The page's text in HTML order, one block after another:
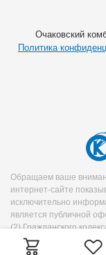
Очаковский
Политика
Обращаем ваше
интернет-сайте
исключительно
является публичной
(2) Гражданского
уточняйте